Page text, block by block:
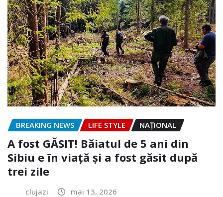
BREAKING NEWS LIFE STYLE NAŢIONAL
A fost GĂSIT! Băiatul de 5 ani din
Sibiu e în viață și a fost găsit după
trei zile
clujazi mai 13, 2026